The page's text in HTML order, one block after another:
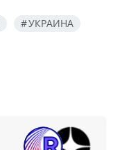
УКРАИНА